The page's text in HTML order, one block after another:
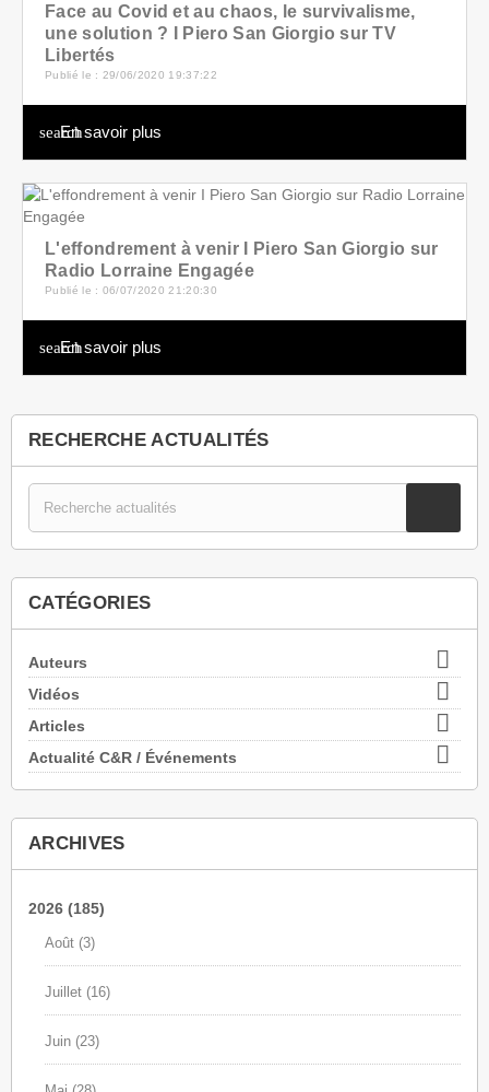
RECHERCHE ACTUALITÉS
CATÉGORIES
Auteurs 
Vidéos 
Articles 
Actualité C&R / Événements 
ARCHIVES
2026 (185)
Août (3)
Juillet (16)
Juin (23)
Face au Covid et au chaos, le survivalisme,
une solution ? I Piero San Giorgio sur TV
Libertés
Publié le : 29/06/2020 19:37:22
search
En savoir plus
L'effondrement à venir I Piero San Giorgio sur
Radio Lorraine Engagée
Publié le : 06/07/2020 21:20:30
search
En savoir plus